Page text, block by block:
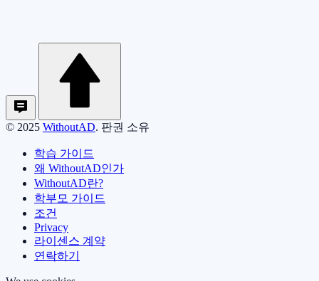
© 2025 WithoutAD. 판권 소유
학습 가이드
왜 WithoutAD인가
WithoutAD란?
학부모 가이드
조건
Privacy
라이센스 계약
연락하기